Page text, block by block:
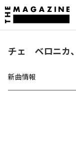
チェ ベロニカ、
新曲情報